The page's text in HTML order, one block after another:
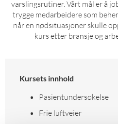
varslingsrutiner. Vårt mål er å
trygge medarbeidere som
når en nødsituasjoner skulle
kurs etter bransje og
Kursets innhold
Pasientundersøkelse
Frie luftveier